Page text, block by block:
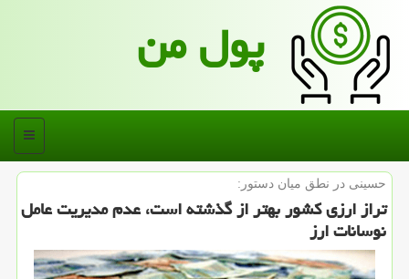
پول من
منو
حسینی در نطق میان دستور:
تراز ارزی كشور بهتر از گذشته است، عدم مدیریت عامل
نوسانات ارز